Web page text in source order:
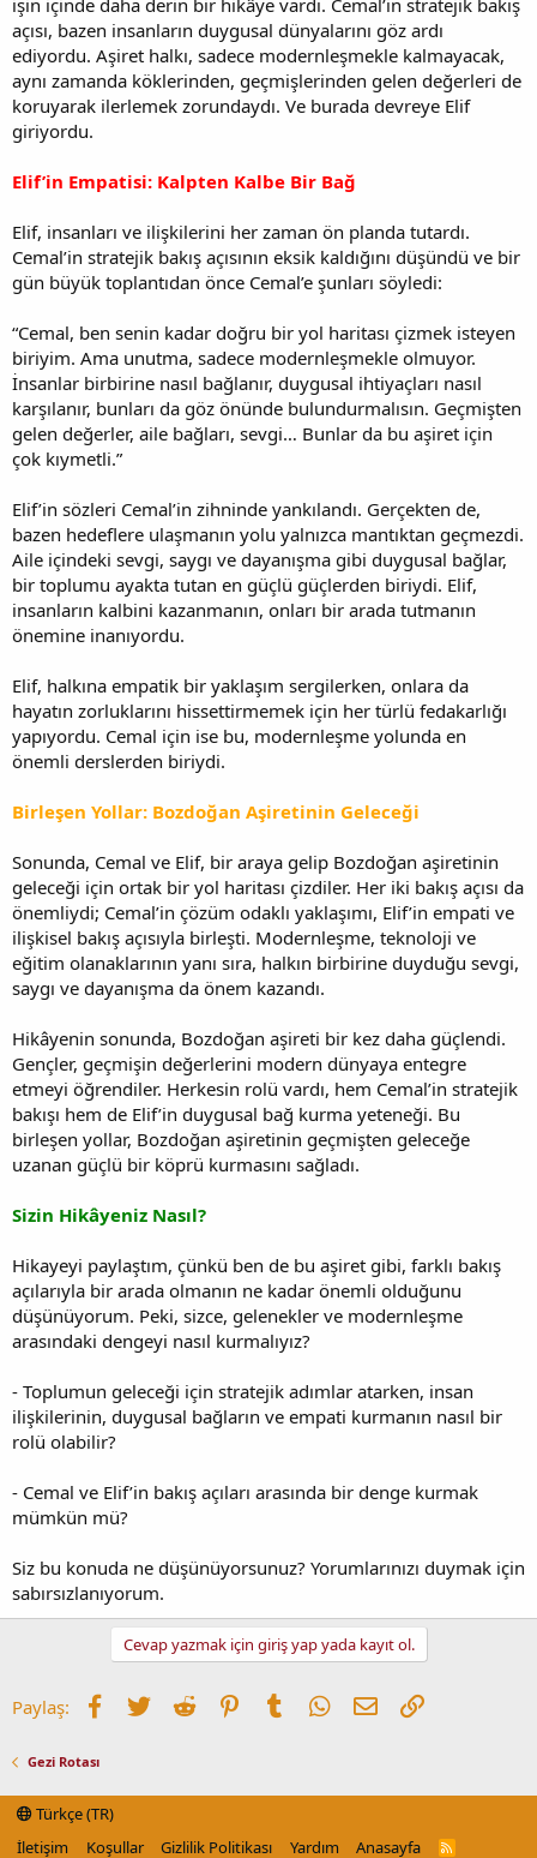
açısı, bazen insanların duygusal dünyalarını göz ardı
ediyordu. Aşiret halkı, sadece modernleşmekle kalmayacak,
aynı zamanda köklerinden, geçmişlerinden gelen değerleri de
koruyarak ilerlemek zorundaydı. Ve burada devreye Elif
giriyordu.
Elif’in Empatisi: Kalpten Kalbe Bir Bağ
Elif, insanları ve ilişkilerini her zaman ön planda tutardı.
Cemal’in stratejik bakış açısının eksik kaldığını düşündü ve bir
gün büyük toplantıdan önce Cemal’e şunları söyledi:
“Cemal, ben senin kadar doğru bir yol haritası çizmek isteyen
biriyim. Ama unutma, sadece modernleşmekle olmuyor.
İnsanlar birbirine nasıl bağlanır, duygusal ihtiyaçları nasıl
karşılanır, bunları da göz önünde bulundurmalısın. Geçmişten
gelen değerler, aile bağları, sevgi… Bunlar da bu aşiret için
çok kıymetli.”
Elif’in sözleri Cemal’in zihninde yankılandı. Gerçekten de,
bazen hedeflere ulaşmanın yolu yalnızca mantıktan geçmezdi.
Aile içindeki sevgi, saygı ve dayanışma gibi duygusal bağlar,
bir toplumu ayakta tutan en güçlü güçlerden biriydi. Elif,
insanların kalbini kazanmanın, onları bir arada tutmanın
önemine inanıyordu.
Elif, halkına empatik bir yaklaşım sergilerken, onlara da
hayatın zorluklarını hissettirmemek için her türlü fedakarlığı
yapıyordu. Cemal için ise bu, modernleşme yolunda en
önemli derslerden biriydi.
Birleşen Yollar: Bozdoğan Aşiretinin Geleceği
Sonunda, Cemal ve Elif, bir araya gelip Bozdoğan aşiretinin
geleceği için ortak bir yol haritası çizdiler. Her iki bakış açısı da
önemliydi; Cemal’in çözüm odaklı yaklaşımı, Elif’in empati ve
ilişkisel bakış açısıyla birleşti. Modernleşme, teknoloji ve
eğitim olanaklarının yanı sıra, halkın birbirine duyduğu sevgi,
saygı ve dayanışma da önem kazandı.
Hikâyenin sonunda, Bozdoğan aşireti bir kez daha güçlendi.
Gençler, geçmişin değerlerini modern dünyaya entegre
etmeyi öğrendiler. Herkesin rolü vardı, hem Cemal’in stratejik
bakışı hem de Elif’in duygusal bağ kurma yeteneği. Bu
birleşen yollar, Bozdoğan aşiretinin geçmişten geleceğe
uzanan güçlü bir köprü kurmasını sağladı.
Sizin Hikâyeniz Nasıl?
Hikayeyi paylaştım, çünkü ben de bu aşiret gibi, farklı bakış
açılarıyla bir arada olmanın ne kadar önemli olduğunu
düşünüyorum. Peki, sizce, gelenekler ve modernleşme
arasındaki dengeyi nasıl kurmalıyız?
- Toplumun geleceği için stratejik adımlar atarken, insan
ilişkilerinin, duygusal bağların ve empati kurmanın nasıl bir
rolü olabilir?
- Cemal ve Elif’in bakış açıları arasında bir denge kurmak
mümkün mü?
Siz bu konuda ne düşünüyorsunuz? Yorumlarınızı duymak için
sabırsızlanıyorum.
Cevap yazmak için giriş yap yada kayıt ol.
Paylaş: Facebook
TwitterReddit PinterestTumblrWhatsApp
E-postaLink
Gezi Rotası
Türkçe (TR)
İletişim
Koşullar Gizlilik Politikası Yardım Anasayfa
R